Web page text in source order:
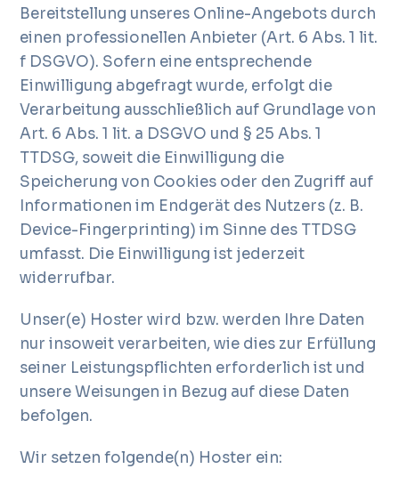
Bereitstellung unseres Online-Angebots durch
einen professionellen Anbieter (Art. 6 Abs. 1 lit.
f DSGVO). Sofern eine entsprechende
Einwilligung abgefragt wurde, erfolgt die
Verarbeitung ausschließlich auf Grundlage von
Art. 6 Abs. 1 lit. a DSGVO und § 25 Abs. 1
TTDSG, soweit die Einwilligung die
Speicherung von Cookies oder den Zugriff auf
Informationen im Endgerät des Nutzers (z. B.
Device-Fingerprinting) im Sinne des TTDSG
umfasst. Die Einwilligung ist jederzeit
widerrufbar.
Unser(e) Hoster wird bzw. werden Ihre Daten
nur insoweit verarbeiten, wie dies zur Erfüllung
seiner Leistungspflichten erforderlich ist und
unsere Weisungen in Bezug auf diese Daten
befolgen.
Wir setzen folgende(n) Hoster ein: